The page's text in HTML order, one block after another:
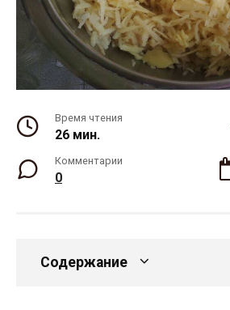
Время чтения
26 мин.
Комментарии
0
Содержание